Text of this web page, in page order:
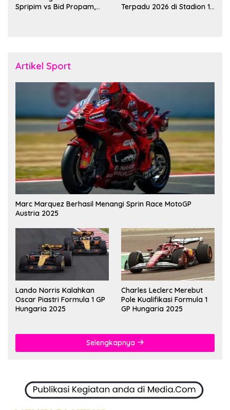
Spripim vs Bid Propam,
Terpadu 2026 di Stadion 16
Artikel Sport
Marc Marquez Berhasil Menangi Sprin Race MotoGP
Austria 2025
Lando Norris Kalahkan
Oscar Piastri Formula 1 GP
Hungaria 2025
Charles Leclerc Merebut
Pole Kualifikasi Formula 1
GP Hungaria 2025
Selengkapnya